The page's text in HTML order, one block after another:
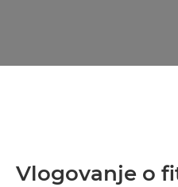
Vlogovanje o